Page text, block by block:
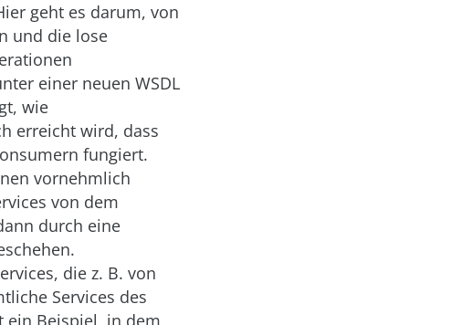
geht es darum, von
und die lose
einer neuen WSDL
wie
erreicht wird, dass
fungiert.
vornehmlich
von dem
durch eine
die z. B. von
Services des
ein Beispiel, in dem